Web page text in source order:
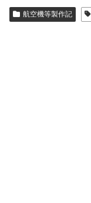
航空機等製作記